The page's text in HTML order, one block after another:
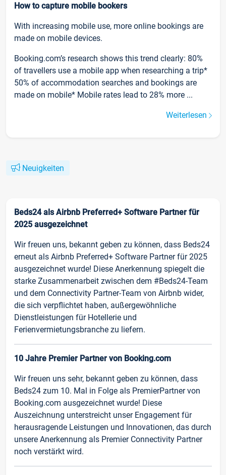
How to capture mobile bookers
With increasing mobile use, more online bookings are
made on mobile devices.
Booking.com’s research shows this trend clearly: 80%
of travellers use a mobile app when researching a trip*
50% of accommodation searches and bookings are
made on mobile* Mobile rates lead to 28% more ...
Weiterlesen
Neuigkeiten
Beds24 als Airbnb Preferred+ Software Partner für
2025 ausgezeichnet
Wir freuen uns, bekannt geben zu können, dass Beds24
erneut als Airbnb Preferred+ Software Partner für 2025
ausgezeichnet wurde! Diese Anerkennung spiegelt die
starke Zusammenarbeit zwischen dem #Beds24-Team
und dem Connectivity Partner-Team von Airbnb wider,
die sich verpflichtet haben, außergewöhnliche
Dienstleistungen für Hotellerie und
Ferienvermietungsbranche zu liefern.
10 Jahre Premier Partner von Booking.com
Wir freuen uns sehr, bekannt geben zu können, dass
Beds24 zum 10. Mal in Folge als PremierPartner von
Booking.com ausgezeichnet wurde! Diese
Auszeichnung unterstreicht unser Engagement für
herausragende Leistungen und Innovationen, das durch
unsere Anerkennung als Premier Connectivity Partner
noch verstärkt wird.